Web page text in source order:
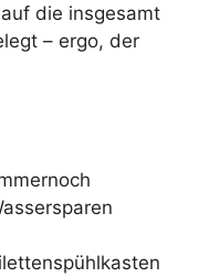
die insgesamt
– ergo, der